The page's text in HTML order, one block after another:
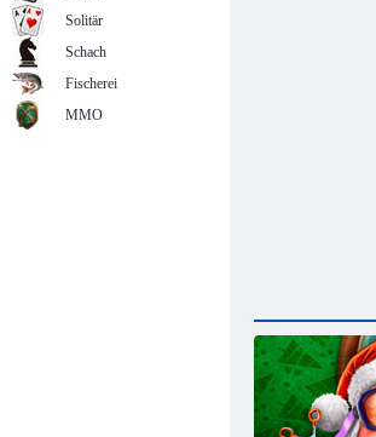
Solitär
Schach
Fischerei
MMO